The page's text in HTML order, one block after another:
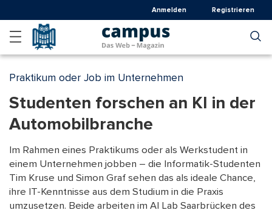
zum
Inhalt
Anmelden Registrieren
Praktikum oder Job im Unternehmen
Studenten forschen an KI in der
Automobilbranche
Im Rahmen eines Praktikums oder als Werkstudent in
einem Unternehmen jobben – die Informatik-Studenten
Tim Kruse und Simon Graf sehen das als ideale Chance,
ihre IT-Kenntnisse aus dem Studium in die Praxis
umzusetzen. Beide arbeiten im AI Lab Saarbrücken des